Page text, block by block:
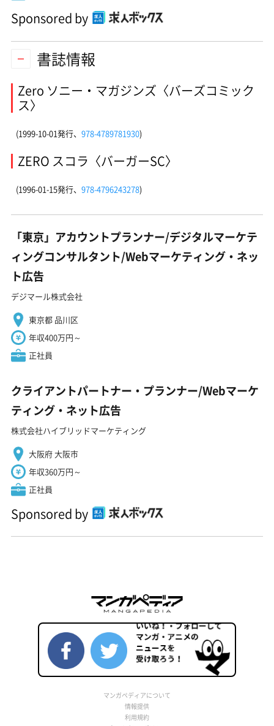
Sponsored by
書誌情報
Zero ソニー・マガジンズ〈バーズコミック
ス〉
(1999-10-01発行、 978-4789781930)
ZERO スコラ〈バーガーSC〉
(1996-01-15発行、 978-4796243278)
「東京」アカウントプランナー/デジタルマーケテ
ィングコンサルタント/Webマーケティング・ネッ
ト広告
デジマール株式会社
東京都 品川区
年収400万円～
正社員
クライアントパートナー・プランナー/Webマーケ
ティング・ネット広告
株式会社ハイブリッドマーケティング
大阪府 大阪市
年収360万円～
正社員
Sponsored by
マンガペディアについて
情報提供
利用規約